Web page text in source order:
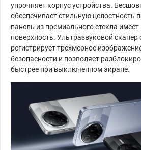
упрочняет корпус устройства.
обеспечивает стильную целостность
панель из премиального стекла
поверхность. Ультразвуковой сканер
регистрирует трехмерное
безопасности и позволяет
быстрее при выключенном экране.